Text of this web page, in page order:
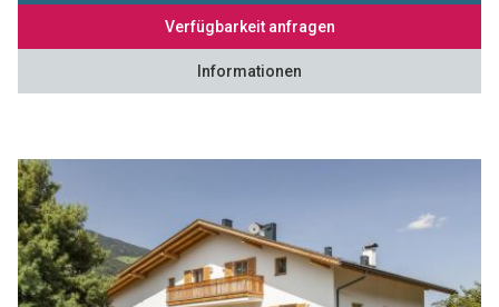
Verfügbarkeit anfragen
Informationen